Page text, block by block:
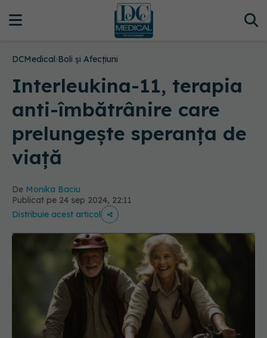
DCMedical›Boli și Afecțiuni
Interleukina-11, terapia
anti-îmbătrânire care
prelungește speranța de
viață
De Monika Baciu
Publicat pe 24 sep 2024, 22:11
Distribuie acest articol